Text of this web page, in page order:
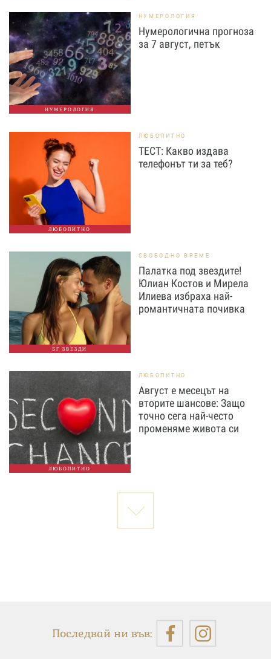
НУМЕРОЛОГИЯ
НУМЕРОЛОГИЯ
Нумерологична прогноза
за 7 август, петък
ЛЮБОПИТНО
ЛЮБОПИТНО
ТЕСТ: Какво издава
телефонът ти за теб?
БГ ЗВЕЗДИ
СВОБОДНО ВРЕМЕ
Палатка под звездите!
Юлиан Костов и Мирела
Илиева избраха най-
романтичната почивка
ЛЮБОПИТНО
ЛЮБОПИТНО
Август е месецът на
вторите шансове: Защо
точно сега най-често
променяме живота си
Последвай ни във: